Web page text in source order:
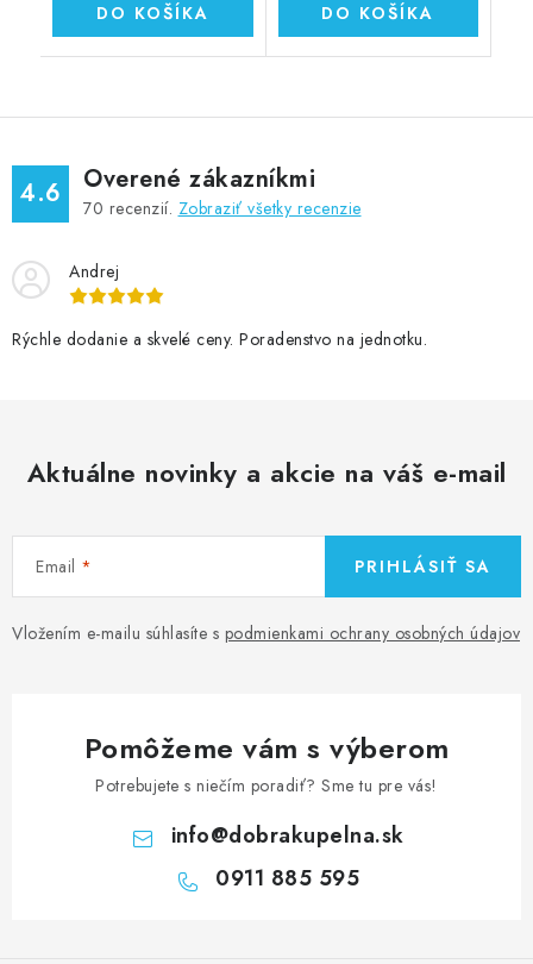
DO KOŠÍKA DO KOŠÍKA
4.6 Overené zákazníkmi
70 recenzií. Zobraziť všetky recenzie
Andrej
Rýchle dodanie a skvelé ceny. Poradenstvo na jednotku.
Aktuálne novinky a akcie na váš e-mail
Email
Vložením e-mailu súhlasíte s podmienkami ochrany osobných údajov
PRIHLÁSIŤ SA
Pomôžeme vám s výberom
Potrebujete s niečím poradiť? Sme tu pre vás!
info@dobrakupelna.sk
0911 885 595